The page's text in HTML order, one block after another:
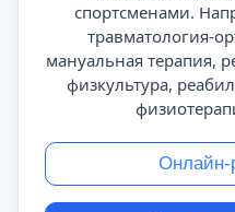
спортсменами.
травматология-
мануальная терапия,
физкультура,
Онлайн-